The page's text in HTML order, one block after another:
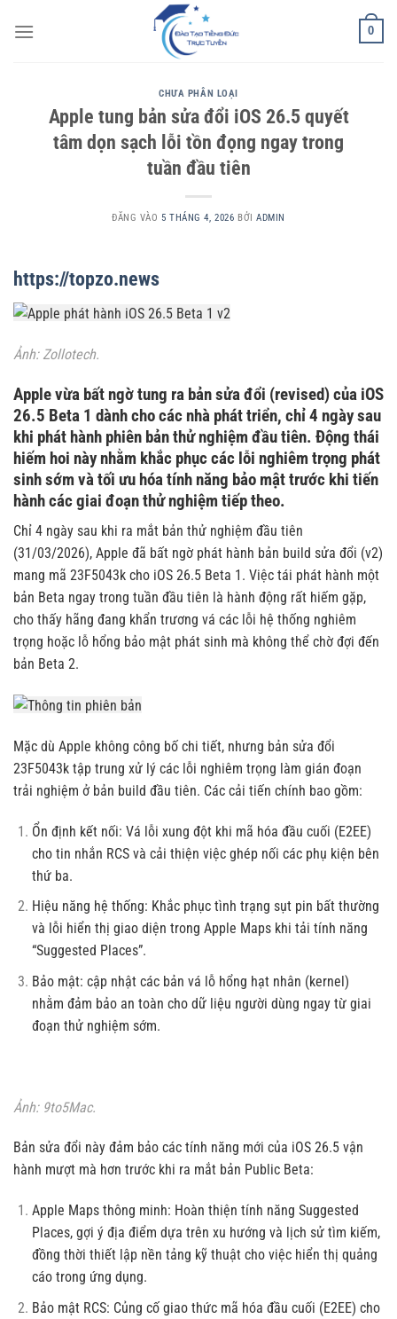
qua
0
CHƯA PHÂN LOẠI
Apple tung bản sửa đổi iOS 26.5 quyết
tâm dọn sạch lỗi tồn đọng ngay trong
tuần đầu tiên
ĐĂNG VÀO 5 THÁNG 4, 2026 BỞIADMIN
https://topzo.news
Ảnh: Zollotech.
Apple vừa bất ngờ tung ra bản sửa đổi (revised) của iOS
26.5 Beta 1 dành cho các nhà phát triển, chỉ 4 ngày sau
khi phát hành phiên bản thử nghiệm đầu tiên. Động thái
hiếm hoi này nhằm khắc phục các lỗi nghiêm trọng phát
sinh sớm và tối ưu hóa tính năng bảo mật trước khi tiến
hành các giai đoạn thử nghiệm tiếp theo.
Chỉ 4 ngày sau khi ra mắt bản thử nghiệm đầu tiên
(31/03/2026), Apple đã bất ngờ phát hành bản build sửa đổi (v2)
mang mã 23F5043k cho iOS 26.5 Beta 1. Việc tái phát hành một
bản Beta ngay trong tuần đầu tiên là hành động rất hiếm gặp,
cho thấy hãng đang khẩn trương vá các lỗi hệ thống nghiêm
trọng hoặc lỗ hổng bảo mật phát sinh mà không thể chờ đợi đến
bản Beta 2.
Mặc dù Apple không công bố chi tiết, nhưng bản sửa đổi
23F5043k tập trung xử lý các lỗi nghiêm trọng làm gián đoạn
trải nghiệm ở bản build đầu tiên. Các cải tiến chính bao gồm:
Ổn định kết nối: Vá lỗi xung đột khi mã hóa đầu cuối (E2EE)
cho tin nhắn RCS và cải thiện việc ghép nối các phụ kiện bên
thứ ba.
Hiệu năng hệ thống: Khắc phục tình trạng sụt pin bất thường
và lỗi hiển thị giao diện trong Apple Maps khi tải tính năng
“Suggested Places”.
Bảo mật: cập nhật các bản vá lỗ hổng hạt nhân (kernel)
nhằm đảm bảo an toàn cho dữ liệu người dùng ngay từ giai
đoạn thử nghiệm sớm.
Ảnh: 9to5Mac.
Bản sửa đổi này đảm bảo các tính năng mới của iOS 26.5 vận
hành mượt mà hơn trước khi ra mắt bản Public Beta:
Apple Maps thông minh: Hoàn thiện tính năng Suggested
Places, gợi ý địa điểm dựa trên xu hướng và lịch sử tìm kiếm,
đồng thời thiết lập nền tảng kỹ thuật cho việc hiển thị quảng
cáo trong ứng dụng.
Bảo mật RCS: Củng cố giao thức mã hóa đầu cuối (E2EE) cho